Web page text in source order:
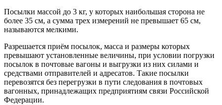
Посылки массой до 3 кг, у которых наибольшая сторона не
более 35 см, а сумма трех измерений не превышает 65 см,
называются мелкими.
Разрешается приём посылок, масса и размеры которых
превышают установленные величины, при условии погрузки
посылок в почтовые вагоны и выгрузки из них силами и
средствами отправителей и адресатов. Такие посылки
перевозятся без перегрузки в пути следования в почтовых
вагонных, принадлежащих предприятиям связи Российской
Федерации.